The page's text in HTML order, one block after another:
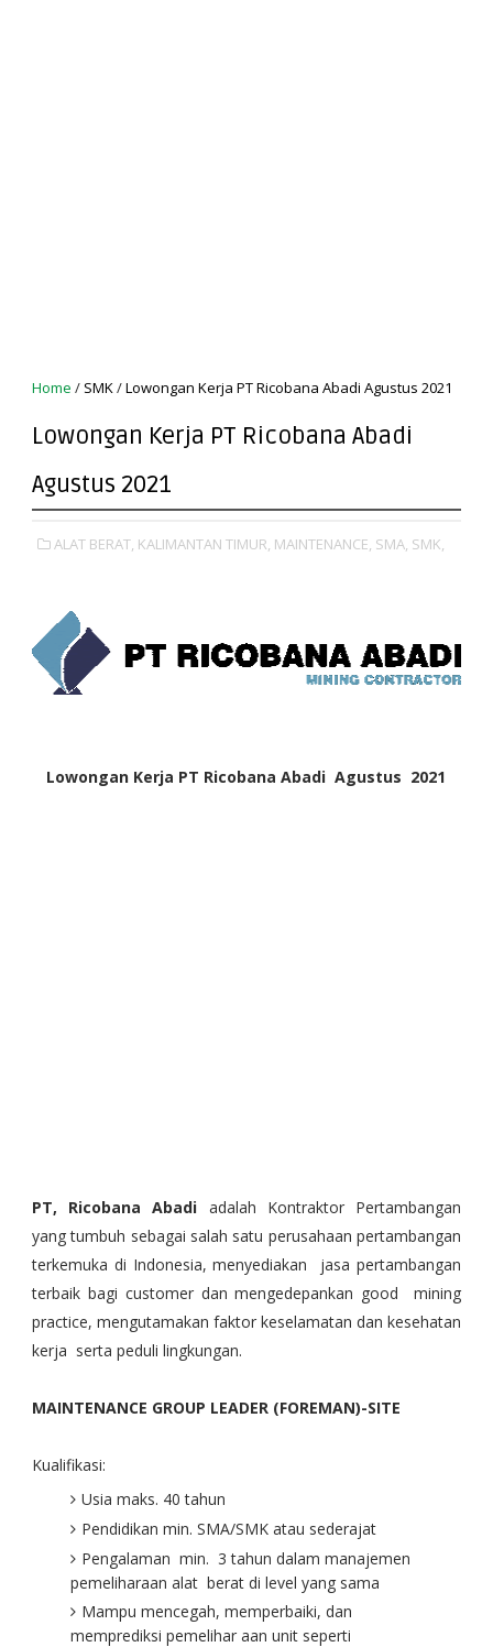
Home / SMK/Lowongan Kerja PT Ricobana Abadi Agustus 2021
Lowongan Kerja PT Ricobana Abadi
Agustus 2021
ALAT BERAT, KALIMANTAN TIMUR, MAINTENANCE, SMA, SMK,
Lowongan Kerja PT Ricobana Abadi Agustus 2021
PT, Ricobana Abadi adalah Kontraktor Pertambangan
yang tumbuh sebagai salah satu perusahaan pertambangan
terkemuka di Indonesia, menyediakan jasa pertambangan
terbaik bagi customer dan mengedepankan good mining
practice, mengutamakan faktor keselamatan dan kesehatan
kerja serta peduli lingkungan.
MAINTENANCE GROUP LEADER (FOREMAN)-SITE
Kualifikasi:
Usia maks. 40 tahun
Pendidikan min. SMA/SMK atau sederajat
Pengalaman min. 3 tahun dalam manajemen
pemeliharaan alat berat di level yang sama
Mampu mencegah, memperbaiki, dan
memprediksi pemelihar aan unit seperti